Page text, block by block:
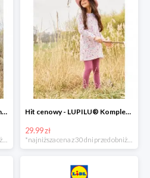
Hit cenowy - LUPILU® Bluza chłopięca w stylu college
*najniższa cena z 30 dni przed obniżką
Hit cenowy - LUPILU® Komplet dziewczęcy (sukienka + legginsy)
29.99 zł
*najniższa cena z 30 dni przed obniżką